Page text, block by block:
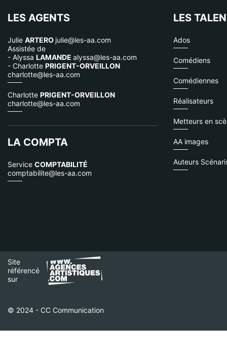
LES AGENTS
Julie ARTERO julie@les-aa.com
Assistée de
- Alyssa LAMANDE alyssa@les-aa.com
- Charlotte PRIGENT-ORVEILLON
charlotte@les-aa.com
Charlotte PRIGENT-ORVEILLON
charlotte@les-aa.com
LA COMPTA
Service COMPTABILITÉ
comptabilite@les-aa.com
LES
Ados
Comédiens
Comédiennes
Réalisateurs
Metteurs en
AA images
Auteurs
Site
référencé
sur
© 2024 - CC Communication